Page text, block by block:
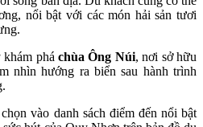
nổi bật với các món hải sản tươi
khám pháchùa Ông Núi, nơi sở hữu
nhìn hướng ra biển sau hành trình
vào danh sách điểm đến nổi bật